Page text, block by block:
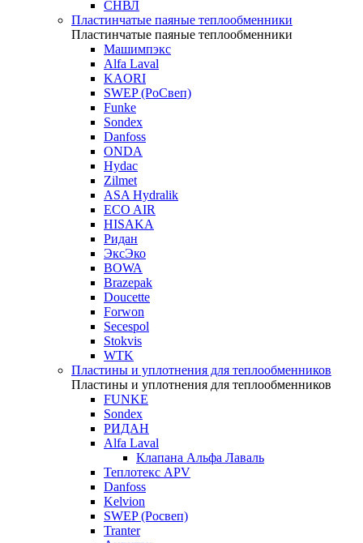
СНВЛ
Пластинчатые паяные теплообменники
Пластинчатые паяные теплообменники
Машимпэкс
Alfa Laval
KAORI
SWEP (РоСвеп)
Funke
Sondex
Danfoss
ONDA
Hydac
Zilmet
ASA Hydralik
ECO AIR
HISAKA
Ридан
ЭксЭко
BOWA
Brazepak
Doucette
Forwon
Secespol
Stokvis
WTK
Пластины и уплотнения для теплообменников
Пластины и уплотнения для теплообменников
FUNKE
Sondex
РИДАН
Alfa Laval
Клапана Альфа Лаваль
Теплотекс APV
Danfoss
Kelvion
SWEP (Росвеп)
Tranter